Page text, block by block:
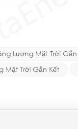
Lượng Mặt Trời
Mặt Trời Gắn Kết